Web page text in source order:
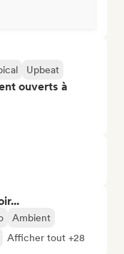
Upbeat
ouverts à
Ambient
Afficher tout +28